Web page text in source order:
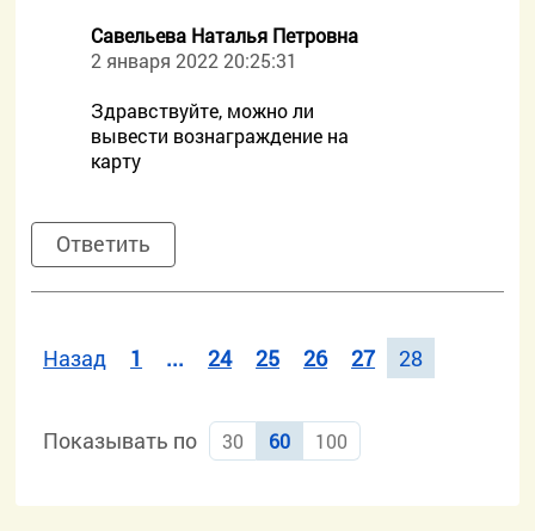
Савельева Наталья Петровна
2 января 2022 20:25:31
Здравствуйте, можно ли
вывести вознаграждение на
карту
Ответить
Назад 1 ... 24 25 26 27 28
Показывать по 30 60 100